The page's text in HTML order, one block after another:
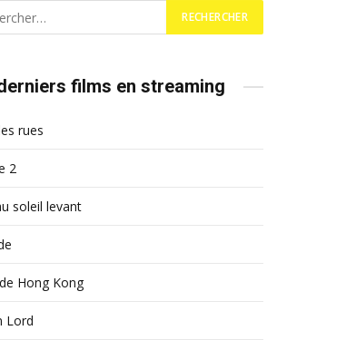
films en streaming
rues
2
soleil levant
Hong Kong
Lord